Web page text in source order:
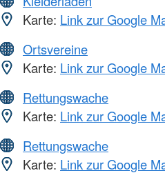
Karte: Link zur Google
Ortsvereine
Karte: Link zur Google
Rettungswache
Karte: Link zur Google
Rettungswache
Karte: Link zur Google